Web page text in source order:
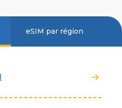
eSIM par région